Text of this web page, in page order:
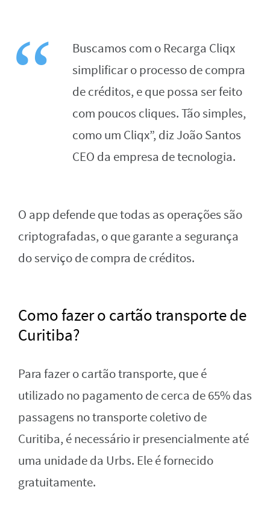
Buscamos com o Recarga Cliqx
simplificar o processo de compra
de créditos, e que possa ser feito
com poucos cliques. Tão simples,
como um Cliqx”, diz João Santos
CEO da empresa de tecnologia.
O app defende que todas as operações são
criptografadas, o que garante a segurança
do serviço de compra de créditos.
Como fazer o cartão transporte de
Curitiba?
Para fazer o cartão transporte, que é
utilizado no pagamento de cerca de 65% das
passagens no transporte coletivo de
Curitiba, é necessário ir presencialmente até
uma unidade da Urbs. Ele é fornecido
gratuitamente.